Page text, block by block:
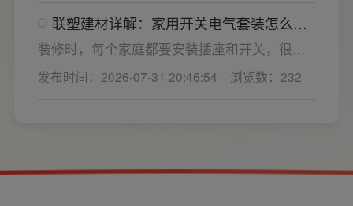
关键。如果装修时开关、插座的数量设置不
够，或者开关、插座的位置设置不合理，会给
隐患。 所以装修前一定要精心规划开关、插座
联塑建材详解：家用开关电气套装怎么
选，开关插座怎么安装更安全
装修时，每个家庭都要安装插座和开关，很多
业主在挑选家用开关电气套装之后，并不清楚
插座、开关合理的离地高度以及规范的安装方
发布时间：2026-07-31 20:46:54 浏览数：232